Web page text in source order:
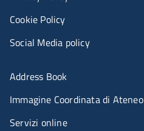
Cookie Policy
Social Media policy
Menu portale
Address Book
Immagine Coordinata di Ateneo
Servizi online